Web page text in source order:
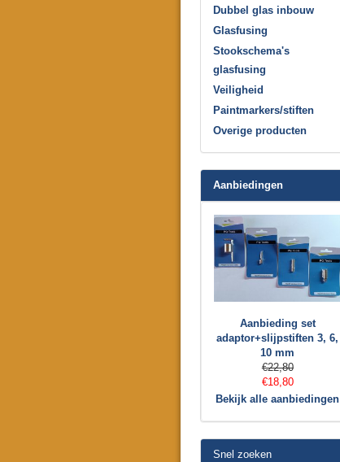
Dubbel glas inbouw
Glasfusing
Stookschema's
glasfusing
Veiligheid
Paintmarkers/stiften
Overige producten
Aanbiedingen
Aanbieding set
adaptor+slijpstiften 3, 6,
10 mm
€22,80
€18,80
Bekijk alle aanbiedingen
Snel zoeken